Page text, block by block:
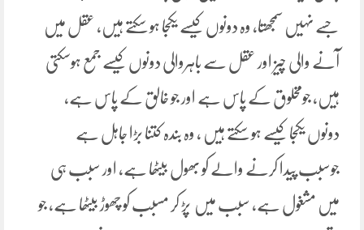
جسے نہیں سمجھتا، وہ دونوں کیسے یکجا ہو سکتے ہیں، عقل میں
آنے والی چیز اور عقل سے باہروالی دونوں کیسے جمع ہوسکتی
ہیں، جومخلوق کے پاس ہے اور جو خالق کے پاس ہے،
دونوں یکجا کیسے ہو سکتے ہیں ، وہ بندہ کتنا بڑا جاہل ہے
جوسبب پیدا کرنے والے کو بھول بیٹھا ہے، اور سبب ہی
میں مشغول ہے، سبب میں پڑ کر مسبب کو چھوڑ بیٹھا ہے، جو